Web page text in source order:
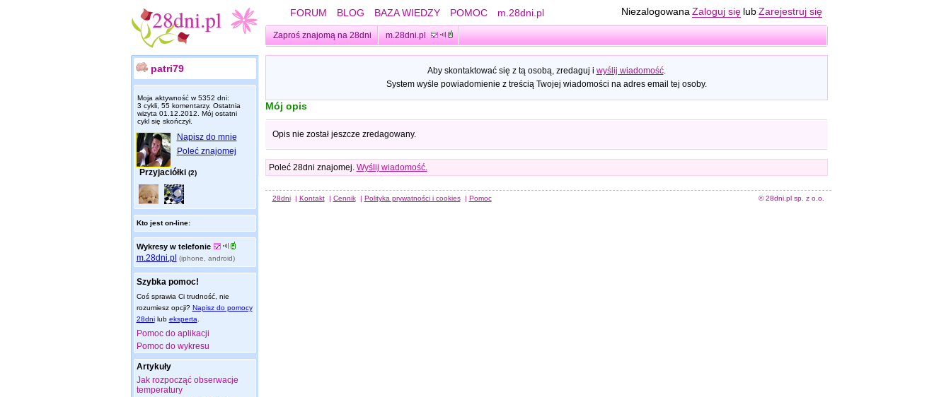
FORUM BLOG BAZA WIEDZY POMOC m.28dni.pl Niezalogowana Zaloguj się lub Zarejestruj się
Zaproś znajomą na 28dni m.28dni.pl
patri79
Moja aktywność w 5352 dni:
3 cykli, 55 komentarzy. Ostatnia
wizyta 01.12.2012 . Mój ostatni
cykl się skończył.
Napisz do mnie
Poleć znajomej
Przyjaciółki (2)
Kto jest on-line:
Wykresy w telefonie
m.28dni.pl (iphone, android)
Szybka pomoc!
Coś sprawia Ci trudność, nie
rozumiesz opcji? Napisz do pomocy
28dnilub eksperta
Pomoc do aplikacji
Pomoc do wykresu
Artykuły
Jak rozpocząć obserwacje
temperatury
Aby skontaktować się z tą osobą, zredaguj i wyślij wiadomość.
System wyśle powiadomienie z treścią Twojej wiadomości na adres email tej osoby.
Mój opis
Opis nie został jeszcze zredagowany.
Poleć 28dni znajomej. Wyślij wiadomość.
28dni | Kontakt | Cennik | Polityka prywatności i cookies | Pomoc © 28dni.pl sp. z o.o.